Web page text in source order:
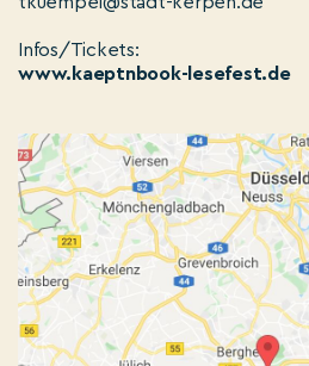
Infos/Tickets:
www.kaeptnbook-lesefest.de